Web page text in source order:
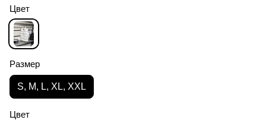
Цвет
Размер
S, M, L, XL, XXL
Цвет